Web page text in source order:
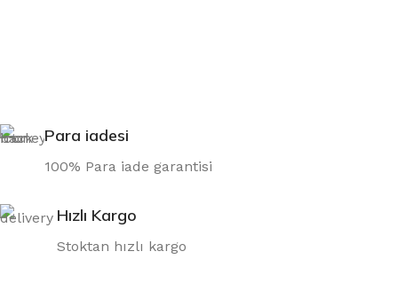
Para iadesi
100% Para iade garantisi
Hızlı Kargo
Stoktan hızlı kargo